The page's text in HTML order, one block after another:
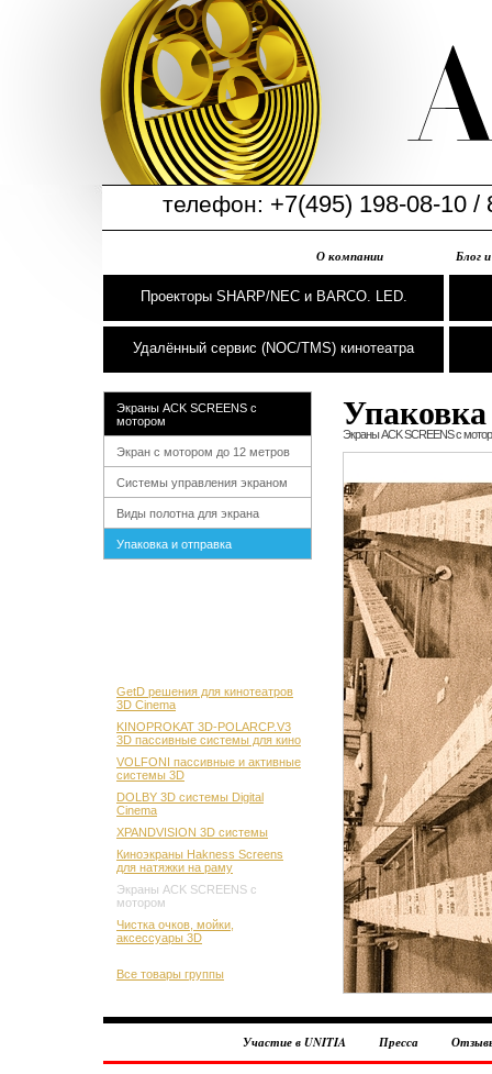
телефон: +7(495) 198-08-10 /
О компании Блог
Проекторы SHARP/NEC и BARCO. LED.
Удалённый сервис (NOC/TMS) кинотеатра
Экраны ACK SCREENS с
мотором
Экран с мотором до 12 метров
Системы управления экраном
Виды полотна для экрана
Упаковка и отправка
GetD решения для кинотеатров
3D Cinema
KINOPROKAT 3D-POLARCP.V3
3D пассивные системы для кино
VOLFONI пассивные и активные
системы 3D
DOLBY 3D системы Digital
Cinema
XPANDVISION 3D системы
Киноэкраны Hakness Screens
для натяжки на раму
Экраны ACK SCREENS с
мотором
Чистка очков, мойки,
аксессуары 3D
Все товары группы
Экраны ACK SCREENS с
Участие в UNITIA Пресса